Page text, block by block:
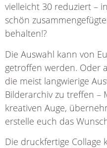
vielleicht 30 reduziert –
schön
behalten!?
Die Auswahl kann von
getroffen werden. Oder
die meist langwierige
Bilderarchiv zu treffen –
kreativen Auge,
erstelle euch das
Die druckfertige